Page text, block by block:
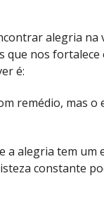
alegria na
que nos
é:
remédio, mas
a alegria tem
constante